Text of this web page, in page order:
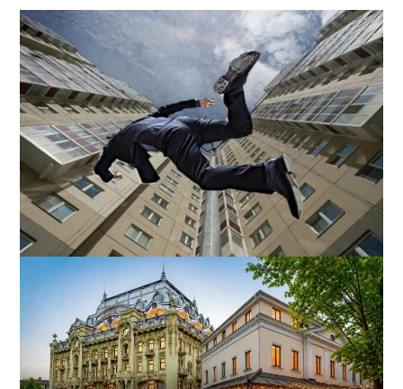
В одесском жилмассиве Радужном погиб 26-летний
мужчина: что известно
27-07-2026 в 13:47
ВИБОР РЕДАКЦИИ